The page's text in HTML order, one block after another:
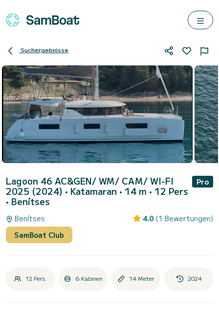
Suchergebnisse
Lagoon 46 AC&GEN/ WM/ CAM/ WI-FI
2025 (2024) • Katamaran • 14 m • 12 Pers
• Benítses
Pro
Benítses 4.0 (1 Bewertungen)
SamBoat Club
12 Pers. 6 Kabinen 14 Meter 2024